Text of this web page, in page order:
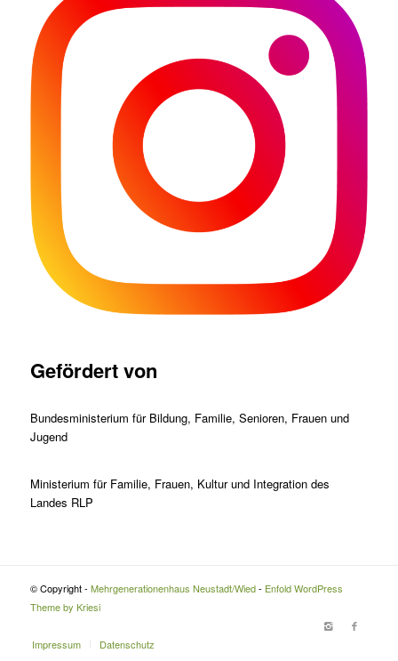
Gefördert von
Bundesministerium für Bildung, Familie, Senioren, Frauen und
Jugend
Ministerium für Familie, Frauen, Kultur und Integration des
Landes RLP
© Copyright - Mehrgenerationenhaus Neustadt/Wied- Enfold WordPress
Theme by Kriesi
Impressum Datenschutz